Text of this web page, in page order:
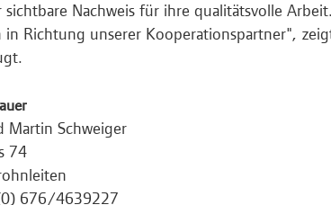
Nachweis für ihre qualitätsvolle
in Richtung unserer Kooperationspartner",
Martin Schweiger
74
676/4639227